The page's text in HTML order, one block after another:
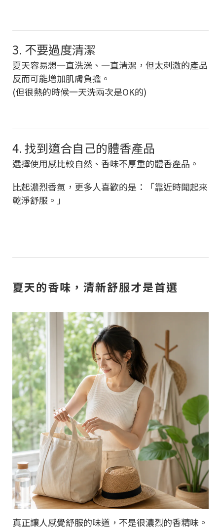
3. 不要過度清潔
夏天容易想一直洗澡、一直清潔，但太刺激的產品
反而可能增加肌膚負擔。
(但很熱的時候一天洗兩次是OK的)
4. 找到適合自己的體香產品
選擇使用感比較自然、香味不厚重的體香產品。
比起濃烈香氣，更多人喜歡的是：「靠近時聞起來
乾淨舒服。」
夏天的香味，清新舒服才是首選
真正讓人感覺舒服的味道，不是很濃烈的香精味。